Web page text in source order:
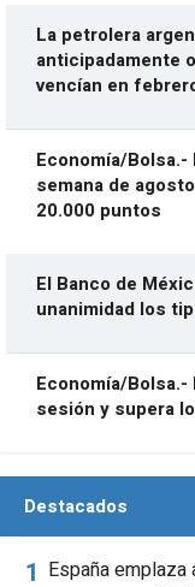
La petrolera
anticipadamente
vencían en
Economía/Bolsa.-
semana de
20.000 puntos
El Banco de
unanimidad los
Economía/Bolsa.-
sesión y supera
Destacados
España emplaza